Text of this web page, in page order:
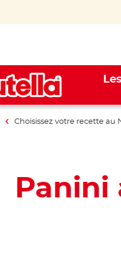
Choisissez votre recette au
Panini